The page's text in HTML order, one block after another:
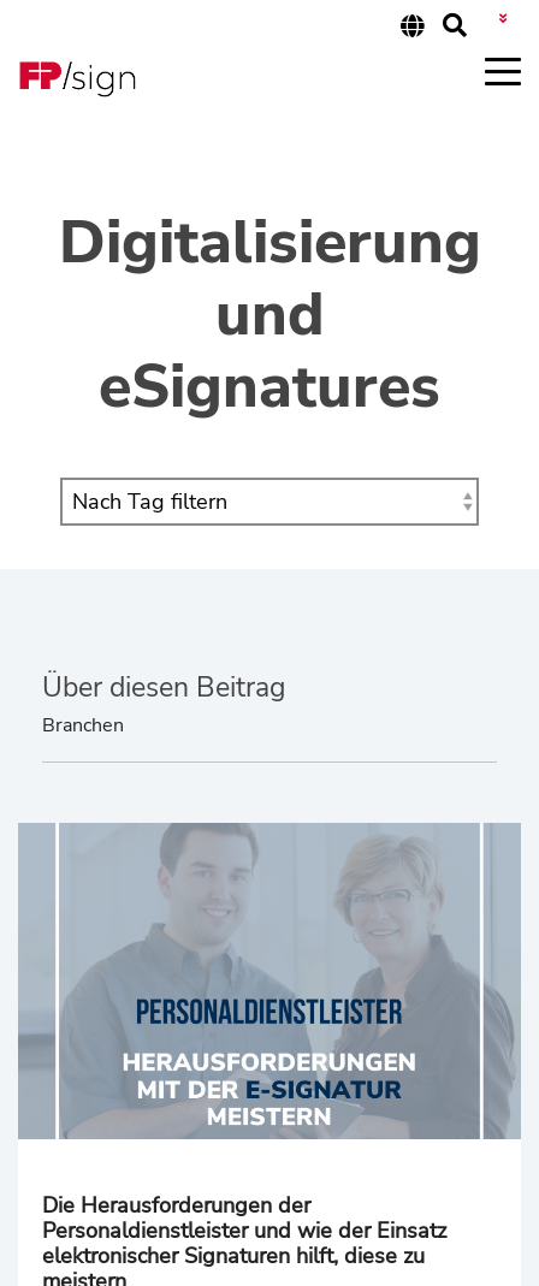
Digitalisierung
und
eSignatures
Über diesen Beitrag
Branchen
Die Herausforderungen der
Personaldienstleister und wie der Einsatz
elektronischer Signaturen hilft, diese zu